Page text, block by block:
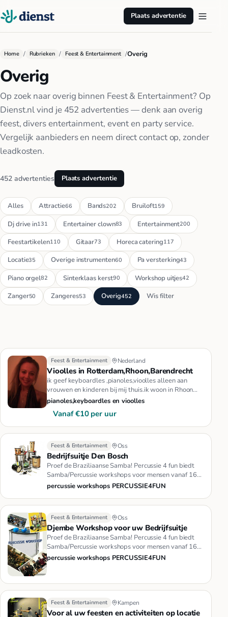
Plaats advertentie
Home / Rubrieken / Feest & Entertainment /Overig
Overig
Op zoek naar overig binnen Feest & Entertainment? Op
Dienst.nl vind je 452 advertenties — denk aan overig
feest, divers entertainment, event en party service.
Vergelijk aanbieders en neem direct contact op, zonder
leadkosten.
452 advertenties Plaats advertentie
Alles Attractie66 Bands202 Bruiloft159
Dj drive in131 Entertainer clown83 Entertainment200
Feestartikelen110 Gitaar73 Horeca catering117
Locatie35 Overige instrumenten60 Pa versterking43
Piano orgel82 Sinterklaas kerst90 Workshop uitjes42
Zanger50 Zangeres53 Overig452 Wis filter
Feest & Entertainment Nederland
Vioolles in Rotterdam,Rhoon,Barendrecht
ik geef keyboardles ,pianoles,vioolles alleen aan
vrouwen en kinderen bij mij thuis.ik woon in Rhoon
(Portland).het kost…
pianoles,keyboardles en vioolles
Vanaf €10 per uur
Feest & Entertainment Oss
Bedrijfsuitje Den Bosch
Proef de Braziliaanse Samba! Percussie 4 fun biedt
Samba/Percussie workshops voor mensen vanaf 16
jaar en in groepsgroot…
percussie workshops PERCUSSIE4FUN
Feest & Entertainment Oss
Djembe Workshop voor uw Bedrijfsuitje
Proef de Braziliaanse Samba! Percussie 4 fun biedt
Samba/Percussie workshops voor mensen vanaf 16
jaar en in groepsgroot…
percussie workshops PERCUSSIE4FUN
Feest & Entertainment Kampen
Voor al uw feesten en activiteiten op locatie